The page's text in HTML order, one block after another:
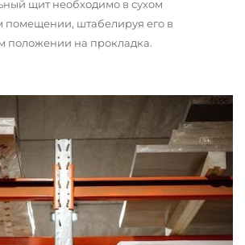
щит необходимо в сухом
помещении, штабелируя его в
положении на прокладка.